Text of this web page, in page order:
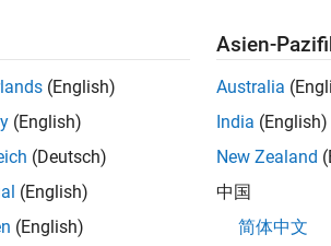
(English)
(English)
(Deutsch)
(English)
(English)
Asien-
Australia
India (English)
New Zealand
中国
简体中文